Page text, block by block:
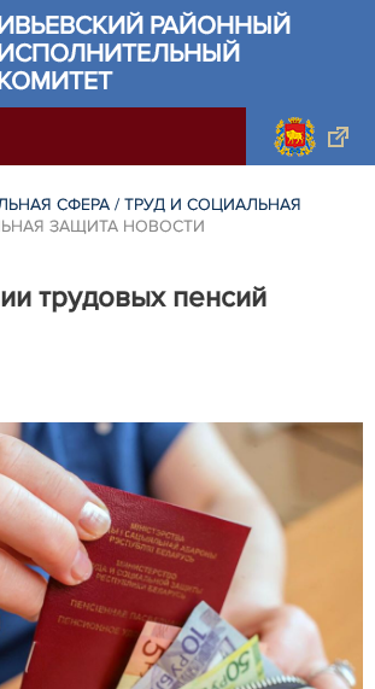
РАЙОННЫЙ
СФЕРА / ТРУД И СОЦИАЛЬНАЯ
ЗАЩИТА НОВОСТИ
трудовых пенсий